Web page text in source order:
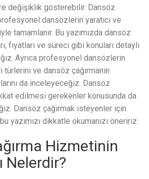
değişiklik gösterebilir. Dansöz
dansözlerin yaratıcı ve
tamamlanır. Bu yazımızda dansöz
fiyatları ve süreci gibi konuları detaylı
Ayrıca profesyonel dansözlerin
ve dansöz çağırmanın
da inceleyeceğiz. Dansöz
edilmesi gerekenler konusunda da
Dansöz çağırmak isteyenler için
yazımızı dikkatle okumanızı öneririz.
Hizmetinin
Nelerdir?